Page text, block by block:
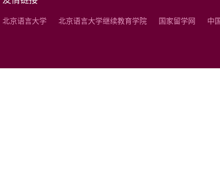
北京语言大学 北京语言大学继续教育学院 国家留学网 中